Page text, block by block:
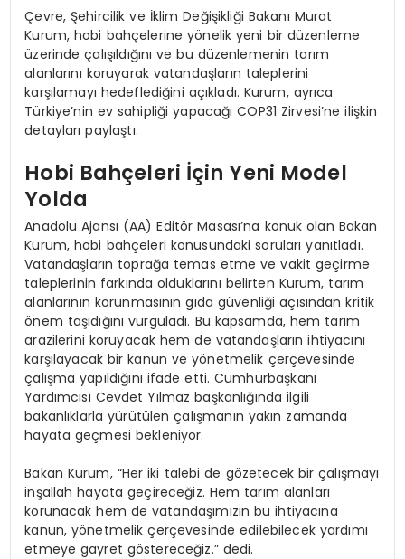
Çevre, Şehircilik ve İklim Değişikliği Bakanı Murat
Kurum, hobi bahçelerine yönelik yeni bir düzenleme
üzerinde çalışıldığını ve bu düzenlemenin tarım
alanlarını koruyarak vatandaşların taleplerini
karşılamayı hedeflediğini açıkladı. Kurum, ayrıca
Türkiye’nin ev sahipliği yapacağı COP31 Zirvesi’ne ilişkin
detayları paylaştı.
Hobi Bahçeleri İçin Yeni Model
Yolda
Anadolu Ajansı (AA) Editör Masası’na konuk olan Bakan
Kurum, hobi bahçeleri konusundaki soruları yanıtladı.
Vatandaşların toprağa temas etme ve vakit geçirme
taleplerinin farkında olduklarını belirten Kurum, tarım
alanlarının korunmasının gıda güvenliği açısından kritik
önem taşıdığını vurguladı. Bu kapsamda, hem tarım
arazilerini koruyacak hem de vatandaşların ihtiyacını
karşılayacak bir kanun ve yönetmelik çerçevesinde
çalışma yapıldığını ifade etti. Cumhurbaşkanı
Yardımcısı Cevdet Yılmaz başkanlığında ilgili
bakanlıklarla yürütülen çalışmanın yakın zamanda
hayata geçmesi bekleniyor.
Bakan Kurum, “Her iki talebi de gözetecek bir çalışmayı
inşallah hayata geçireceğiz. Hem tarım alanları
korunacak hem de vatandaşımızın bu ihtiyacına
kanun, yönetmelik çerçevesinde edilebilecek yardımı
etmeye gayret göstereceğiz.” dedi.